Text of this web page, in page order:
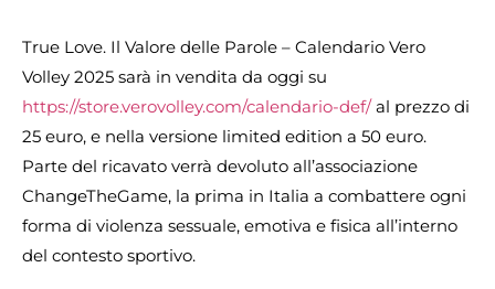
True Love. Il Valore delle Parole – Calendario Vero
Volley 2025 sarà in vendita da oggi su
https://store.verovolley.com/calendario-def/al prezzo di
25 euro, e nella versione limited edition a 50 euro.
Parte del ricavato verrà devoluto all’associazione
ChangeTheGame, la prima in Italia a combattere ogni
forma di violenza sessuale, emotiva e fisica all’interno
del contesto sportivo.